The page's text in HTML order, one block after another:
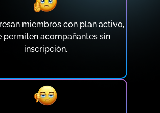
miembros con plan activo,
permiten acompañantes sin
inscripción.